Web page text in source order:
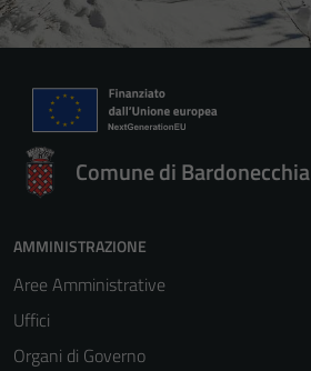
Comune di Bardonecchia
AMMINISTRAZIONE
Aree Amministrative
Uffici
Organi di Governo